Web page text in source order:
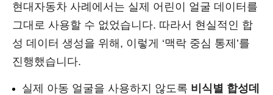
현대자동차 사례에서는 실제 어린이 얼굴 데이터를
그대로 사용할 수 없었습니다. 따라서 현실적인 합
성 데이터 생성을 위해, 이렇게 ‘맥락 중심 통제’를
진행했습니다.
실제 아동 얼굴을 사용하지 않도록 비식별 합성데